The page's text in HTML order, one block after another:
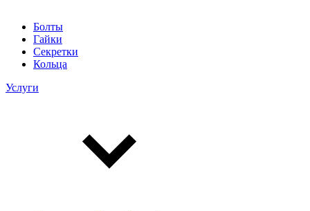
Болты
Гайки
Секретки
Кольца
Услуги